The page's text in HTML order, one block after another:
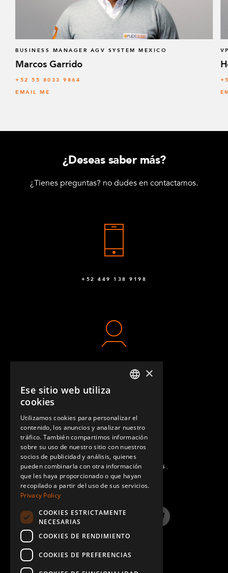
BUSINESS MANAGER AGV SYSTEM MEXICO
Marcos Garrido
+52 55 8033 9864
EMAIL ME
¿Deseas saber más?
¿Tienes preguntas? no dudes en contactarnos.
+52 449 138 9198
CONTACTO
PREGUNTAS MÁS FRECUENTES.
LinkedIn InstagramTwitter
×
Ese sitio web utiliza
cookies
Utilizamos cookies para personalizar el
contenido, los anuncios y analizar nuestro
tráfico. También compartimos información
sobre su uso de nuestro sitio con nuestros
socios de publicidad y análisis, quienes
pueden combinarla con otra información
que les haya proporcionado o que hayan
recopilado a partir del uso de sus servicios.
Privacy Policy
COOKIES ESTRICTAMENTE
NECESARIAS
COOKIES DE RENDIMIENTO
COOKIES DE PREFERENCIAS